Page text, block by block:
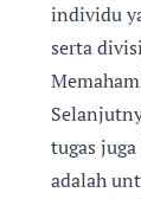
individu
serta
tugas
adalah